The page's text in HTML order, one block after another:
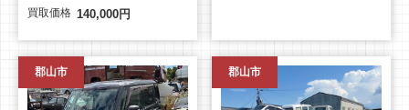
買取価格 140,000円
郡山市 郡山市